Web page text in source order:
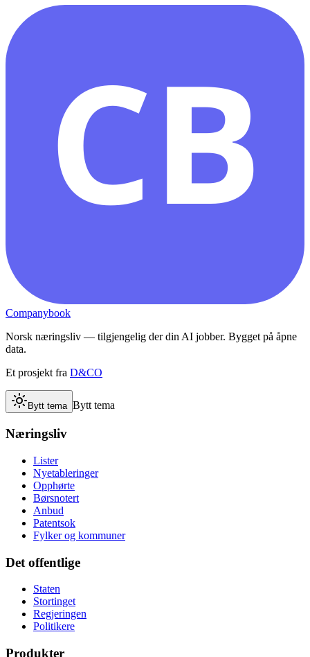
CB
Companybook
Norsk næringsliv — tilgjengelig der din AI jobber. Bygget på åpne
data.
Et prosjekt fra D&CO
Bytt tema Bytt tema
Næringsliv
Lister
Nyetableringer
Opphørte
Børsnotert
Anbud
Patentsok
Fylker og kommuner
Det offentlige
Staten
Stortinget
Regjeringen
Politikere
Produkter